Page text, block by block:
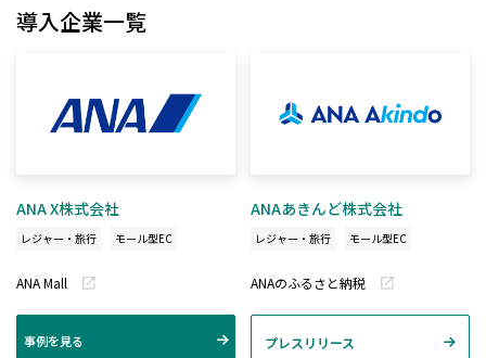
導入企業一覧
ANA X株式会社
レジャー・旅行 モール型EC
ANA Mall
事例を見る
ANAあきんど株式会社
レジャー・旅行 モール型EC
ANAのふるさと納税
プレスリリース